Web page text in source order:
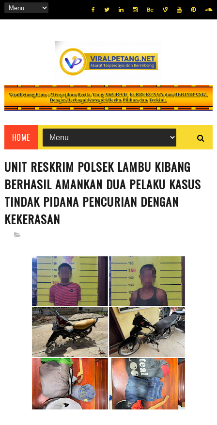
HOME
UNIT RESKRIM POLSEK LAMBU KIBANG
BERHASIL AMANKAN DUA PELAKU KASUS
TINDAK PIDANA PENCURIAN DENGAN
KEKERASAN